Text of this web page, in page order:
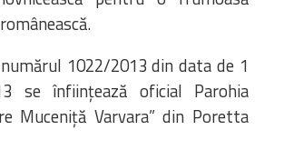
1022/2013 din data de 1
se înființează oficial Parohia
Muceniță Varvara” din Poretta